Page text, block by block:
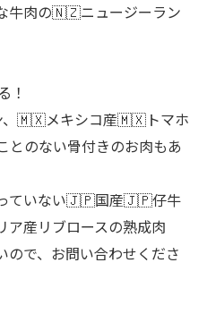
牛肉の🇳🇿ニュージーラン
！
🇲🇽メキシコ産🇲🇽トマホ
とのない骨付きのお肉もあ
っていない🇯🇵国産🇯🇵仔牛
産リブロースの熟成肉
ので、お問い合わせくださ